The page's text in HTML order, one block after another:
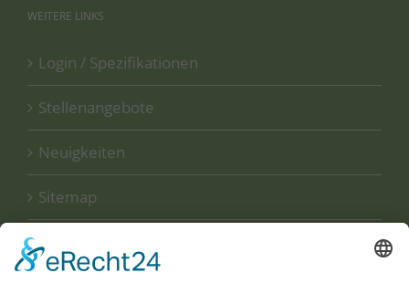
WEITERE LINKS
Login / Spezifikationen
Stellenangebote
Neuigkeiten
Sitemap
Disclaimer